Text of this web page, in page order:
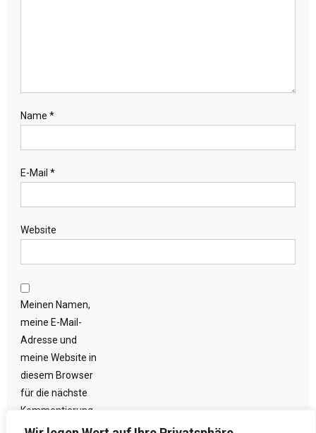
Name *
E-Mail *
Website
Meinen Namen,
meine E-Mail-
Adresse und
meine Website in
diesem Browser
für die nächste
Kommentierung
speichern.